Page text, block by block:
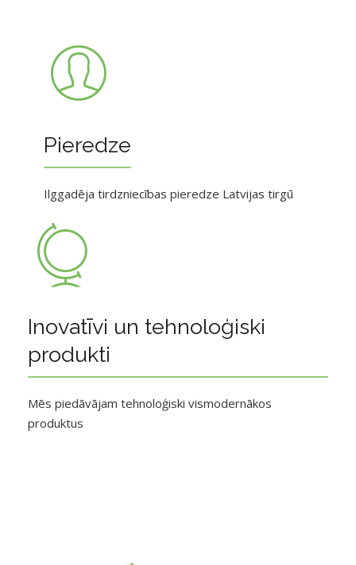
Pieredze
Ilggadēja tirdzniecības pieredze Latvijas tirgū
Inovatīvi un tehnoloģiski
produkti
Mēs piedāvājam tehnoloģiski vismodernākos
produktus